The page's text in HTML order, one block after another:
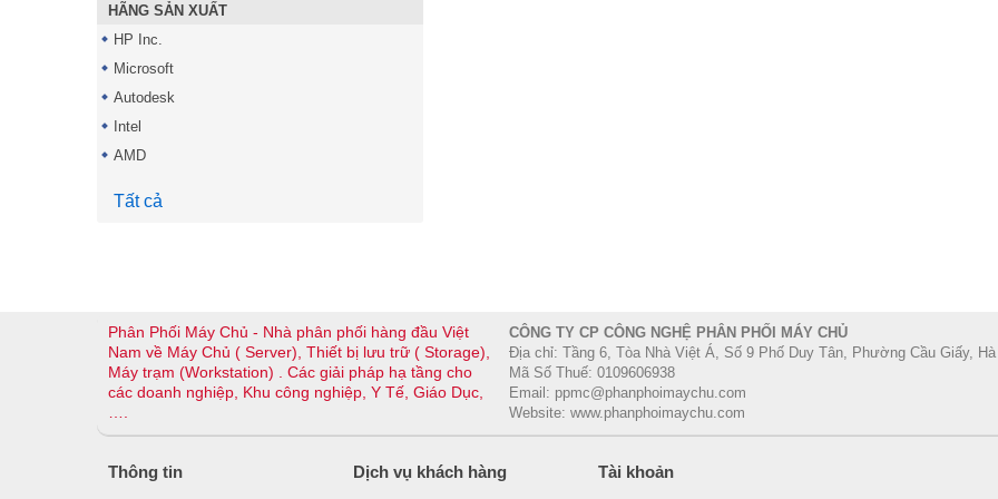
HÃNG SẢN XUẤT
HP Inc.
Microsoft
Autodesk
Intel
AMD
Tất cả
Phân Phối Máy Chủ - Nhà phân phối hàng đầu Việt
Nam về Máy Chủ ( Server), Thiết bị lưu trữ ( Storage),
Máy trạm (Workstation) . Các giải pháp hạ tầng cho
các doanh nghiệp, Khu công nghiệp, Y Tế, Giáo Dục,
….
CÔNG TY CP CÔNG NGHỆ PHÂN PHỐI MÁY CHỦ
Địa chỉ: Tầng 6, Tòa Nhà Việt Á, Số 9 Phố Duy Tân, Phường Cầu Giấy, Hà
Mã Số Thuế: 0109606938
Email: ppmc@phanphoimaychu.com
Website: www.phanphoimaychu.com
Thông tin Dịch vụ khách hàng Tài khoản